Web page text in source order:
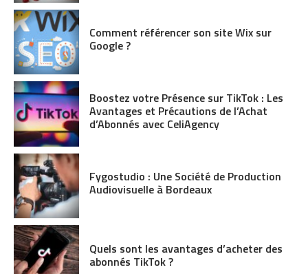
Comment référencer son site Wix sur
Google ?
Boostez votre Présence sur TikTok : Les
Avantages et Précautions de l’Achat
d’Abonnés avec CeliAgency
Fygostudio : Une Société de Production
Audiovisuelle à Bordeaux
Quels sont les avantages d’acheter des
abonnés TikTok ?